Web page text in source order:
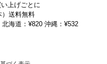
上げごとに
）送料無料
海道：¥820 沖縄：¥532